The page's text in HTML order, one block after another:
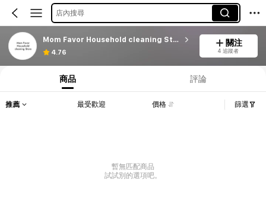
店內搜尋
Mom Favor Household cleaning Store
4.76
關注
4 追蹤者
商品 評論
推薦 最受歡迎 價格 篩選
暫無匹配商品
試試別的選項吧。